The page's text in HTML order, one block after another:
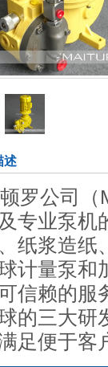
述
罗公司（
专业泵机
纸浆造纸
计量泵和
信赖的服
的三大研
足便于客